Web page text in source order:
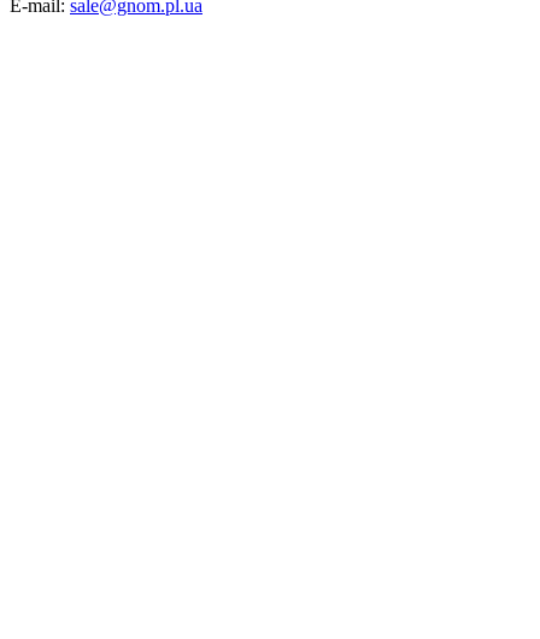
E-mail: sale@gnom.pl.ua